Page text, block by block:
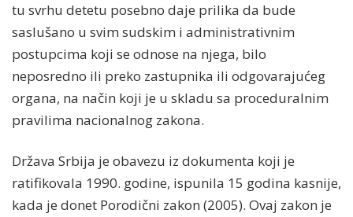
tu svrhu detetu posebno daje prilika da bude
saslušano u svim sudskim i administrativnim
postupcima koji se odnose na njega, bilo
neposredno ili preko zastupnika ili odgovarajućeg
organa, na način koji je u skladu sa proceduralnim
pravilima nacionalnog zakona.
Država Srbija je obavezu iz dokumenta koji je
ratifikovala 1990. godine, ispunila 15 godina kasnije,
kada je donet Porodični zakon (2005). Ovaj zakon je